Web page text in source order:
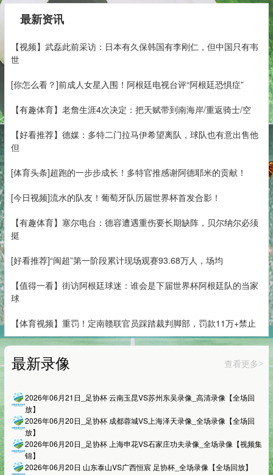
最新资讯
【视频】武磊此前采访：日本有久保韩国有李刚仁，但中国只有韦
世
[你怎么看？]前成人女星入围！阿根廷电视台评“阿根廷恐惧症”
【有趣体育】老詹生涯4次决定：把天赋带到南海岸/重返骑士/空
【好看推荐】德媒：多特二门拉马伊希望离队，球队也有意出售他
但
[体育头条]超跑的一步步成长！多特官推感谢阿德耶米的贡献！
[今日视频]流水的队友！葡萄牙队历届世界杯首发合影！
【有趣体育】塞尔电台：德容遭遇重伤要长期缺阵，贝尔纳尔必须
挺
[好看推荐]“闽超”第一阶段累计现场观赛93.68万人，场均
【值得一看】街访阿根廷球迷：谁会是下届世界杯阿根廷队的当家
球
【体育视频】重罚！定南赣联官员踩踏裁判脚部，罚款11万+禁止
最新录像 查看更多>
2026年06月21日_足协杯 云南玉昆VS苏州东吴录像_高清录像【全场回
放】
2026年06月20日_足协杯 成都蓉城VS上海泽天录像_全场录像【全场回
放】
2026年06月20日_足协杯 上海申花VS石家庄功夫录像_全场录像【视频集
锦】
2026年06月20日 山东泰山VS广西恒宸 足协杯_全场录像【全场回放】